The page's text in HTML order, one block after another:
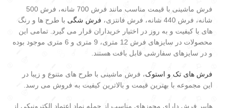
فرش ماشینی با قیمت مناسب مانند فرش 700 شانه، فرش 500
شانه، فرش 440 شانه، فرش فانتزی،
فرش شگی با طرح ها و رنگ
های با کیفیت و به روز در اختیار خریداران قرار می گیرد. تمامی این
محصولات در سایزهای فرش 12 متری، 9 متری و 6 متری موجود بوده
و در سایزهای سفارشی قابل بافت هستند.
فرش های تک و استوک، فرش ماشینی با طرح های متنوع و زیبا در
این مجموعه با بهترین قیمت و بالاترین کیفیت به فروش می رسد.
هایپر فرش دارای مجوزهای مناسب از جمله نماد اعتماد الکترونیکی از